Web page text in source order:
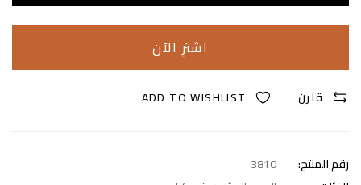
اشترِ الآن
قارن ADD TO WISHLIST
رقم المنتج:
3810